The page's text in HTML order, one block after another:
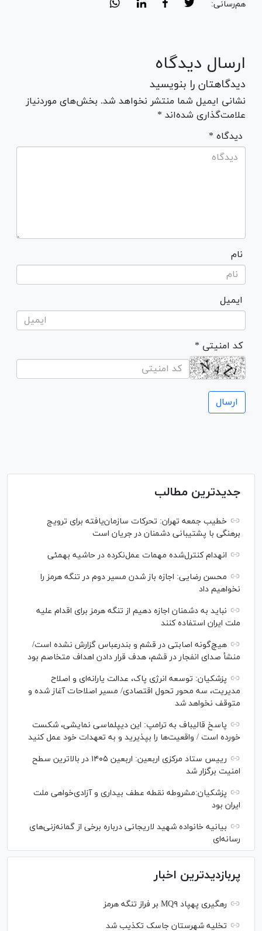
هم‌رسانی:
ارسال دیدگاه
دیدگاهتان را بنویسید
نشانی ایمیل شما منتشر نخواهد شد. بخش‌های موردنیاز
علامت‌گذاری شده‌اند *
* دیدگاه
نام
ایمیل
* کد امنیتی
جدیدترین مطالب
خطیب جمعه تهران: تحرکات سازمان‌یافته برای ترویج
برهنگی با پشتیبانی دشمنان در جریان است
انهدام کنترل‌شده مهمات عمل‌نکرده در حاشیه بهمئی
محسن رضایی: اجازه باز شدن مسیر دوم در تنگه هرمز را
نخواهیم داد
نباید به دشمنان اجازه دهیم از تنگه هرمز برای اقدام علیه
ملت ایران استفاده کنند
هیچ‌گونه اصابتی در قشم و بندرعباس گزارش نشده است/
منشأ صدای انفجار در قشم، هدف قرار دادن اهداف متخاصم بود
پزشکیان: توسعه انرژی پاک، عدالت یارانه‌ای و اصلاح
مدیریت، سه محور تحول اقتصادی/ مسیر اصلاحات آغاز شده و
متوقف نخواهد شد
پاسخ قالیباف به ترامپ: این دیپلماسی نمایشی، شکست
خورده است / واقعیت‌ها را بپذیرید و به تعهدات خود عمل کنید
رییس ستاد مرکزی اربعین: اربعین ۱۴۰۵ در بالاترین سطح
امنیت برگزار شد
پزشکیان:مشروطه نقطه عطف بیداری و آزادی‌خواهی ملت
ایران بود
بیانیه خانواده شهید لاریجانی درباره برخی از گمانه‌زنی‌های
رسانه‌ای
پربازدیدترین اخبار
رهگیری پهپاد MQ۹ بر فراز تنگه هرمز
تخلیه شهرستان جاسک تکذیب شد